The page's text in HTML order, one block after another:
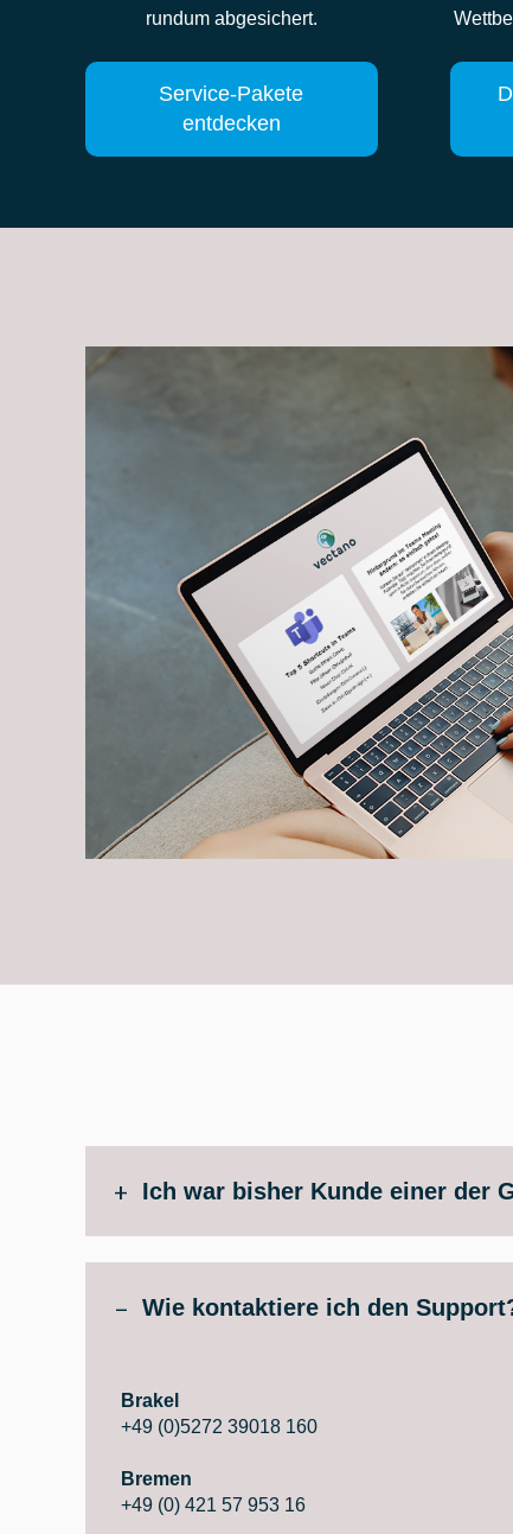
rundum abgesichert.
Service-Pakete
entdecken
Ich war bisher Kunde einer der
Wie kontaktiere ich den
Brakel
+49 (0)5272 39018 160
Bremen
+49 (0) 421 57 953 16